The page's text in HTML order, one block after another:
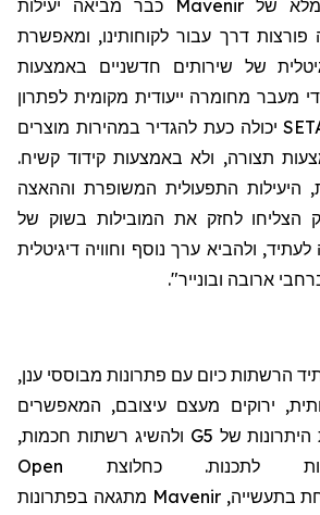
מלא של Mavenir כבר מביאה יעילות
פורצות דרך עבור לקוחותינו, ומאפשרת
של שירותים חדשניים באמצעות
מעבר מחומרה ייעודית מקומית לפתרון
יכולה כעת להגדיר במהירות מוצרים
תצורה, ולא באמצעות קידוד קשיח.
היעילות התפעולית המשופרת וההאצה
הצליחו לחזק את המובילות בשוק של
ולהביא ערך נוסף וחוויה דיגיטלית
ארובה ובונייר".
הרשתות כיום עם פתרונות מבוססי ענן,
ירוקים מעצם עיצובם, המאפשרים
של 5
G ולהשיג רשתות חכמות,
לתכנות. כחלוצת Open
בתעשייה,Mavenir מתגאה בפתרונות